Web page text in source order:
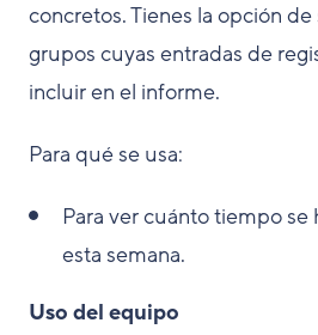
concretos. Tienes la opción
grupos cuyas entradas de
incluir en el informe.
Para qué se usa:
Para ver cuánto tiempo
esta semana.
Uso del equipo